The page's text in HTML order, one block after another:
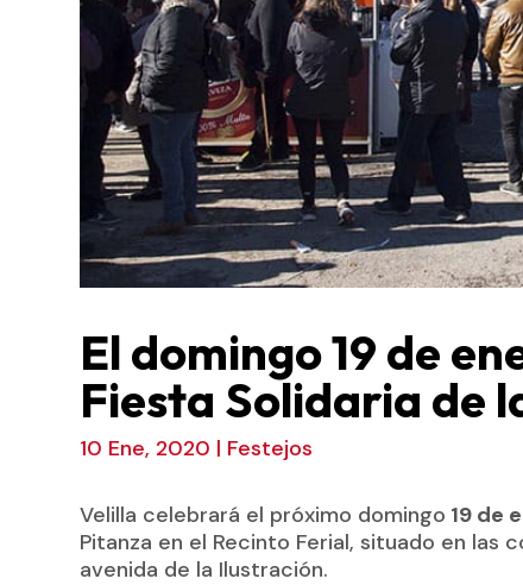
El domingo 19 de
Fiesta Solidaria de
10 Ene, 2020 | Festejos
Velilla celebrará el próximo domingo 19 de
Pitanza en el Recinto Ferial, situado en las
avenida de la Ilustración.